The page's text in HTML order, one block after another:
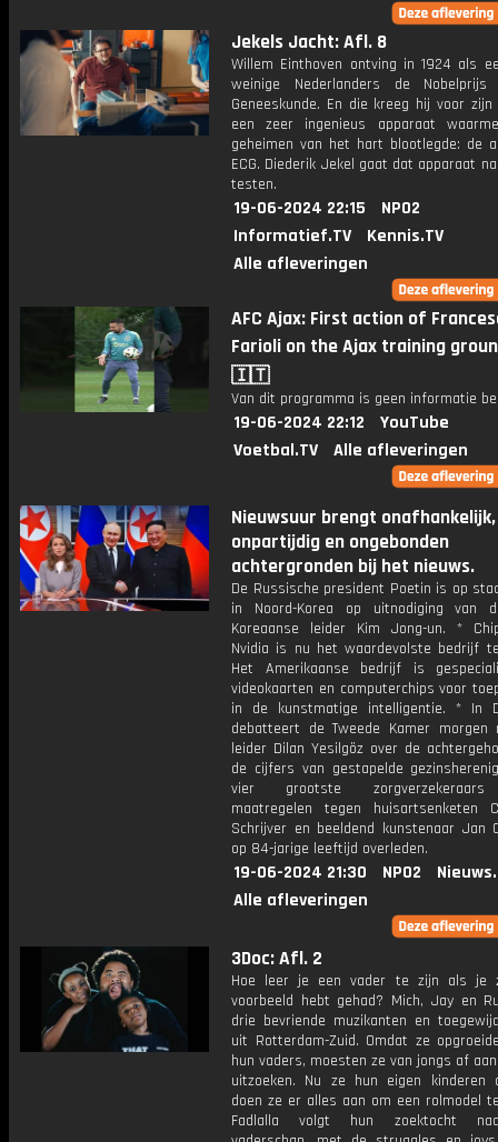
Jekels Jacht: Afl. 8
Willem Einthoven ontving in 1924 als
weinige Nederlanders de
Geneeskunde. En die kreeg hij voor
een zeer ingenieus apparaat
geheimen van het hart blootlegde: de
ECG. Diederik Jekel gaat dat apparaat
testen.
19-06-2024 22:15
NPO2
Informatief.TV
Kennis.TV
Alle afleveringen
AFC Ajax: First action of
Farioli on the Ajax training
🇮🇹
Van dit programma is geen informatie
19-06-2024 22:12
YouTube
Voetbal.TV
Alle afleveringen
Nieuwsuur brengt onafhankelijk,
onpartijdig en ongebonden
achtergronden bij het nieuws.
De Russische president Poetin is op
in Noord-Korea op uitnodiging van
Koreaanse leider Kim Jong-un. *
Nvidia is nu het waardevolste bedrijf
Het Amerikaanse bedrijf is
videokaarten en computerchips voor
in de kunstmatige intelligentie. * In
debatteert de Tweede Kamer morgen
leider Dilan Yesilgöz over de
de cijfers van gestapelde
vier grootste
maatregelen tegen huisartsenketen
Schrijver en beeldend kunstenaar Jan
op 84-jarige leeftijd overleden.
19-06-2024 21:30 NPO2
Alle afleveringen
3Doc: Afl. 2
Hoe leer je een vader te zijn als je
voorbeeld hebt gehad? Mich, Jay en
drie bevriende muzikanten en
uit Rotterdam-Zuid. Omdat ze
hun vaders, moesten ze van jongs af
uitzoeken. Nu ze hun eigen kinderen
doen ze er alles aan om een rolmodel
Fadlalla volgt hun zoektocht